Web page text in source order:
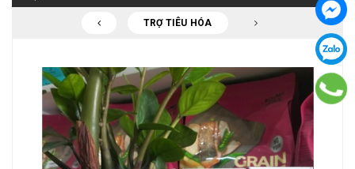
TRỢ TIÊU HÓA